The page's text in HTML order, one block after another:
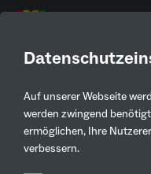
Auf unserer Webseite
werden zwingend
ermöglichen, Ihre
verbessern.
Aktuelles
Zurück